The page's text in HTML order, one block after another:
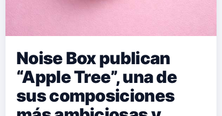
Noise Box publican
“Apple Tree”, una de
sus composiciones